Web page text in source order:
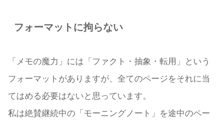
フォーマットに拘らない
「メモの魔力」には「ファクト・抽象・転用」という
フォーマットがありますが、全てのページをそれに当
てはめる必要はないと思っています。
私は絶賛継続中の「モーニングノート」を途中のペー